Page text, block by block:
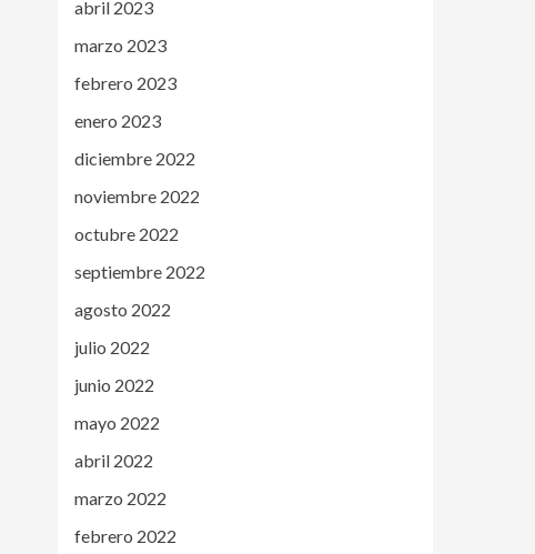
abril 2023
marzo 2023
febrero 2023
enero 2023
diciembre 2022
noviembre 2022
octubre 2022
septiembre 2022
agosto 2022
julio 2022
junio 2022
mayo 2022
abril 2022
marzo 2022
febrero 2022